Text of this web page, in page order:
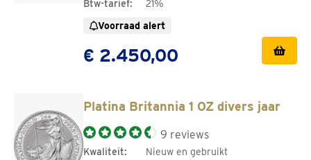
Btw-tarief:
21%
Voorraad alert
€ 2.450,00
Platina Britannia 1 OZ divers jaar
9 reviews
Kwaliteit:
Nieuw en gebruikt